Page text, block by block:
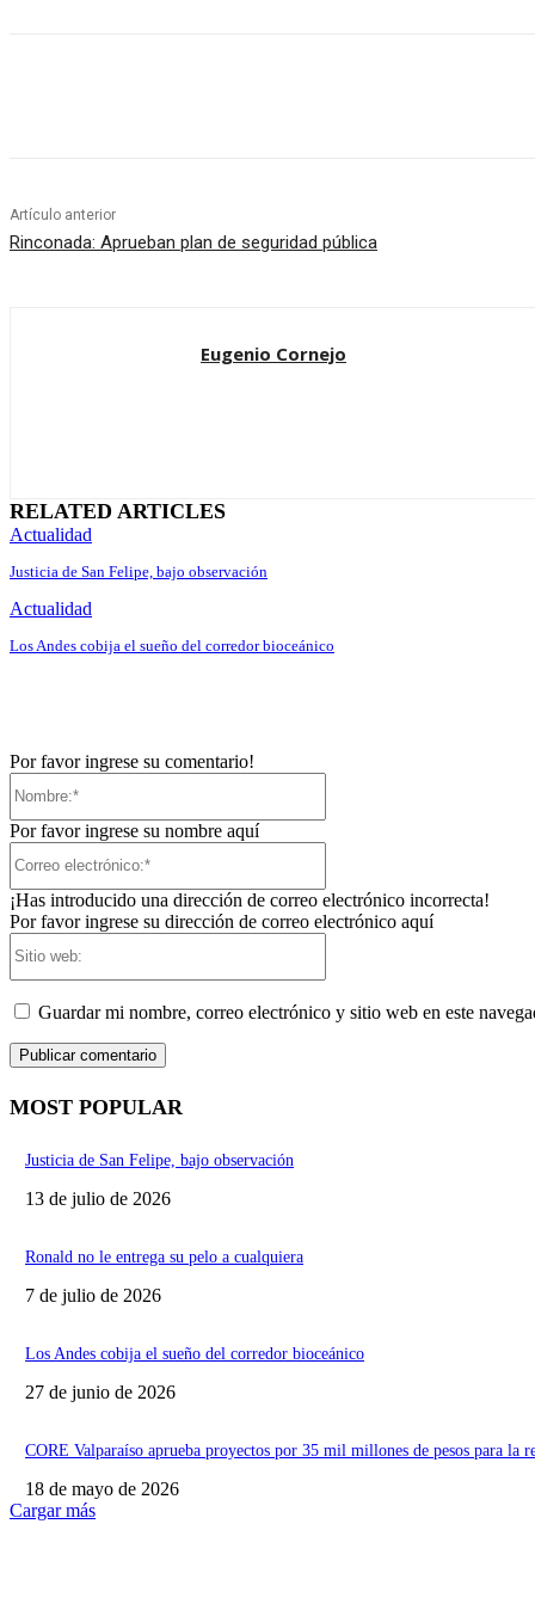
Artículo anterior
Rinconada: Aprueban plan de seguridad pública
Eugenio Cornejo
RELATED ARTICLES
Actualidad
Justicia de San Felipe, bajo observación
Actualidad
Los Andes cobija el sueño del corredor bioceánico
Por favor ingrese su comentario!
Por favor ingrese su nombre aquí
¡Has introducido una dirección de correo electrónico incorrecta!
Por favor ingrese su dirección de correo electrónico aquí
Guardar mi nombre, correo electrónico y sitio web en este
MOST POPULAR
Justicia de San Felipe, bajo observación
13 de julio de 2026
Ronald no le entrega su pelo a cualquiera
7 de julio de 2026
Los Andes cobija el sueño del corredor bioceánico
27 de junio de 2026
CORE Valparaíso aprueba proyectos por 35 mil millones de pesos para la
18 de mayo de 2026
Cargar más